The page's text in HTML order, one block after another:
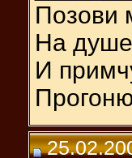
Позови
На душе
И